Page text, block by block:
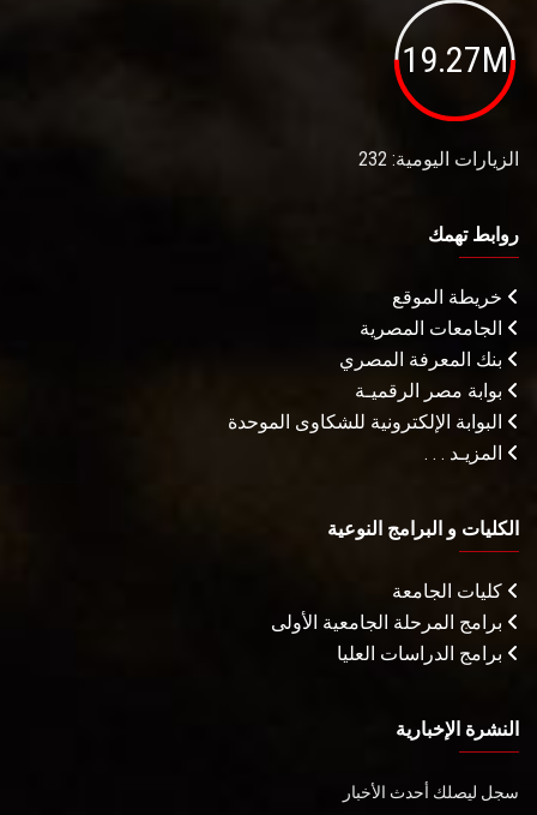
19.27M
الزيارات اليومية: 232
روابط تهمك
خريطة الموقع
الجامعات المصرية
بنك المعرفة المصري
بوابة مصر الرقميـة
البوابة الإلكترونية للشكاوى الموحدة
المزيـد . . .
الكليات و البرامج النوعية
كليات الجامعة
برامج المرحلة الجامعية الأولى
برامج الدراسات العليا
النشرة الإخبارية
سجل ليصلك أحدث الأخبار